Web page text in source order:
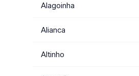
Alagoinha
Alianca
Altinho